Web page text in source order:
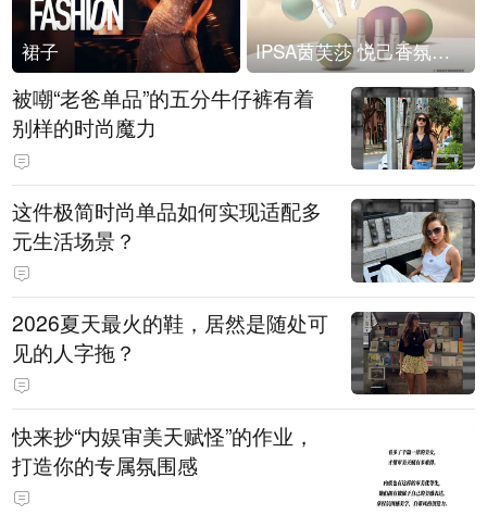
裙子 IPSA茵芙莎 悦己香氛凝露上市
被嘲“老爸单品”的五分牛仔裤有着
别样的时尚魔力
这件极简时尚单品如何实现适配多
元生活场景？
2026夏天最火的鞋，居然是随处可
见的人字拖？
快来抄“内娱审美天赋怪”的作业，
打造你的专属氛围感